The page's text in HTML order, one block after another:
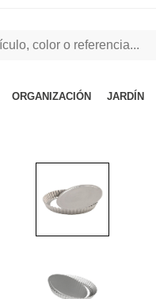
ORGANIZACIÓN JARDÍN